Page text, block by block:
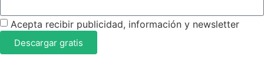
Acepta recibir publicidad, información y newsletter
Descargar gratis